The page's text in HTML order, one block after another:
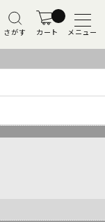
さがす カート メニュー